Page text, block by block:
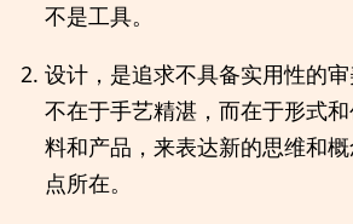
不是工具。
设计，是追求不具备实用性的审
不在于手艺精湛，而在于形式
料和产品，来表达新的思维和
点所在。